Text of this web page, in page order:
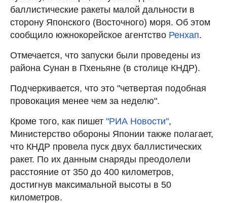
баллистические ракеты малой дальности в
сторону Японского (Восточного) моря. Об этом
сообщило южнокорейское агентство Ренхап.
Отмечается, что запуски были проведены из
района Сунан в Пхеньяне (в столице КНДР).
Подчеркивается, что это "четвертая подобная
провокация менее чем за неделю".
Кроме того, как пишет "РИА Новости",
Министерство обороны Японии также полагает,
что КНДР провела пуск двух баллистических
ракет. По их данным снаряды преодолели
расстояние от 350 до 400 километров,
достигнув максимальной высоты в 50
километров.